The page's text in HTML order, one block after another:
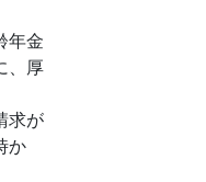
年金
、厚
求が
か